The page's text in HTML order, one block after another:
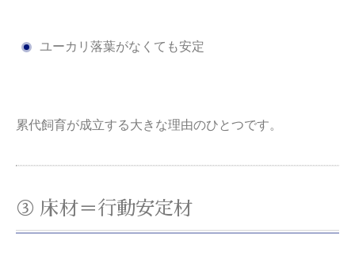
ユーカリ落葉がなくても安定
累代飼育が成立する大きな理由のひとつです。
③ 床材＝行動安定材